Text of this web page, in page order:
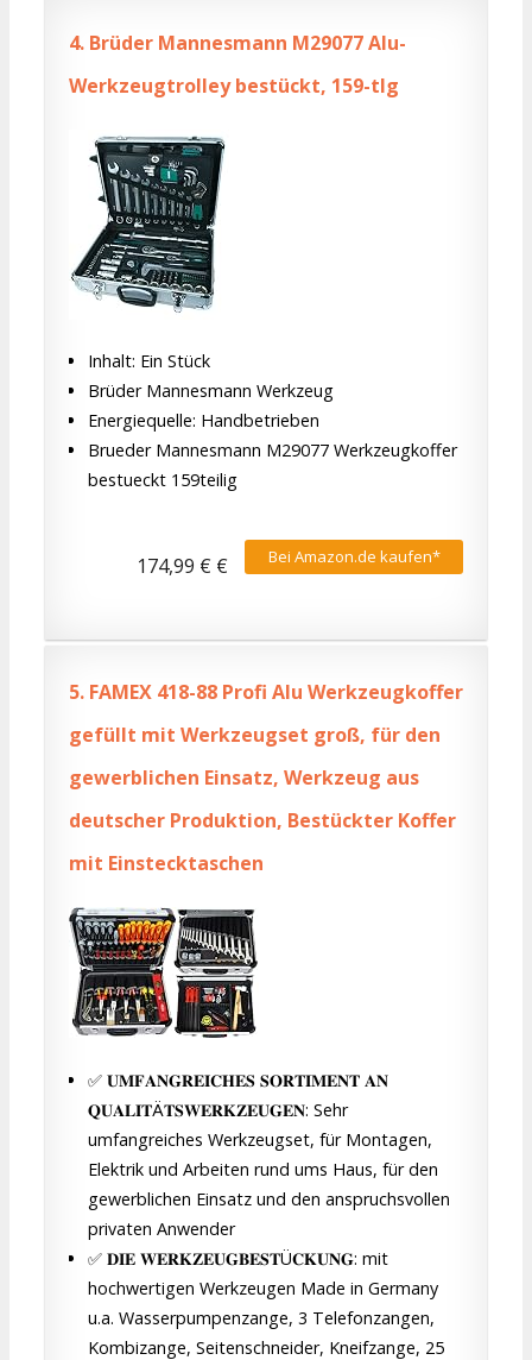
4. Brüder Mannesmann M29077 Alu-
Werkzeugtrolley bestückt, 159-tlg
Inhalt: Ein Stück
Brüder Mannesmann Werkzeug
Energiequelle: Handbetrieben
Brueder Mannesmann M29077 Werkzeugkoffer
bestueckt 159teilig
Bei Amazon.de kaufen*
174,99 € €
5. FAMEX 418-88 Profi Alu Werkzeugkoffer
gefüllt mit Werkzeugset groß, für den
gewerblichen Einsatz, Werkzeug aus
deutscher Produktion, Bestückter Koffer
mit Einstecktaschen
✅ 𝐔𝐌𝐅𝐀𝐍𝐆𝐑𝐄𝐈𝐂𝐇𝐄𝐒 𝐒𝐎𝐑𝐓𝐈𝐌𝐄𝐍𝐓 𝐀𝐍
𝐐𝐔𝐀𝐋𝐈𝐓Ä𝐓𝐒𝐖𝐄𝐑𝐊𝐙𝐄𝐔𝐆𝐄𝐍: Sehr
umfangreiches Werkzeugset, für Montagen,
Elektrik und Arbeiten rund ums Haus, für den
gewerblichen Einsatz und den anspruchsvollen
privaten Anwender
✅ 𝐃𝐈𝐄 𝐖𝐄𝐑𝐊𝐙𝐄𝐔𝐆𝐁𝐄𝐒𝐓Ü𝐂𝐊𝐔𝐍𝐆: mit
hochwertigen Werkzeugen Made in Germany
u.a. Wasserpumpenzange, 3 Telefonzangen,
Kombizange, Seitenschneider, Kneifzange, 25